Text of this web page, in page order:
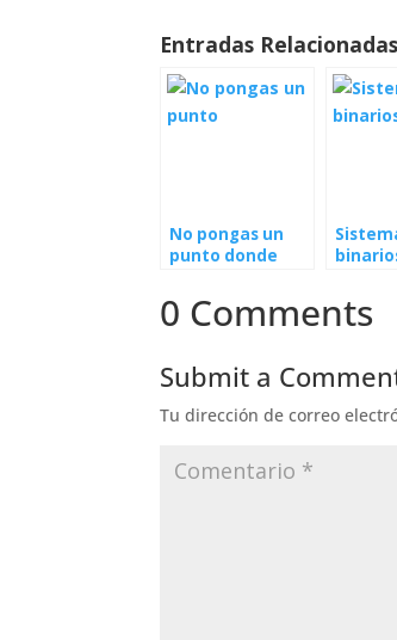
Entradas Relacionadas
No pongas un
punto donde
coma
0 Comments
Submit a
Tu dirección de correo